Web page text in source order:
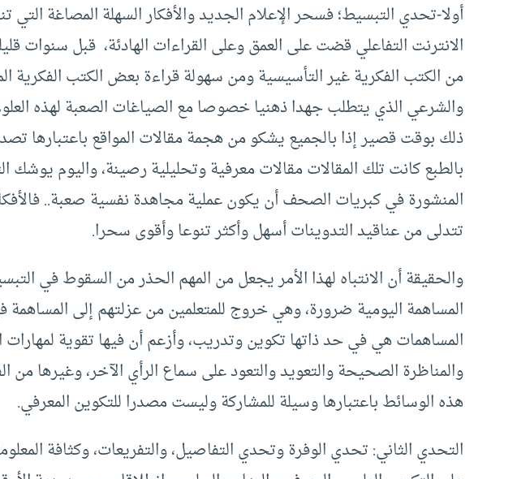
أولا-تحدي التبسيط؛ فسحر الإعلام الجديد والأفكار السهلة المصاغة التي
الانترنت التفاعلي قضت على العمق وعلى القراءات الهادئة، قبل سنوات
من الكتب الفكرية غير التأسيسية ومن سهولة قراءة بعض الكتب الفكرية
والشرعي الذي يتطلب جهدا ذهنيا خصوصا مع الصياغات الصعبة لهذه
ذلك بوقت قصير إذا بالجميع يشكو من هجمة مقالات المواقع باعتبارها
بالطبع كانت تلك المقالات مقالات معرفية وتحليلية رصينة، واليوم يوشك
المنشورة في كبريات الصحف أن يكون عملية مجاهدة نفسية صعبة..
تتدلى من عناقيد التدوينات أسهل وأكثر تنوعا وأقوى سحرا.
والحقيقة أن الانتباه لهذا الأمر يجعل من المهم الحذر من السقوط في
المساهمة اليومية ضرورة، وهي خروج للمتعلمين من عزلتهم إلى
المساهمات هي في حد ذاتها تكوين وتدريب، وأزعم أن فيها تقوية لمهارات
والمناظرة الصحيحة والتعويد والتعود على سماع الرأي الآخر، وغيرها
هذه الوسائط باعتبارها وسيلة للمشاركة وليست مصدرا للتكوين المعرفي.
التحدي الثاني: تحدي الوفرة وتحدي التفاصيل، والتفريعات، وكثافة